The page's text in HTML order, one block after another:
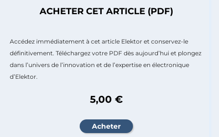
ACHETER CET ARTICLE (PDF)
Accédez immédiatement à cet article Elektor et conservez-le
définitivement. Téléchargez votre PDF dès aujourd’hui et plongez
dans l’univers de l’innovation et de l’expertise en électronique
d’Elektor.
5,00 €